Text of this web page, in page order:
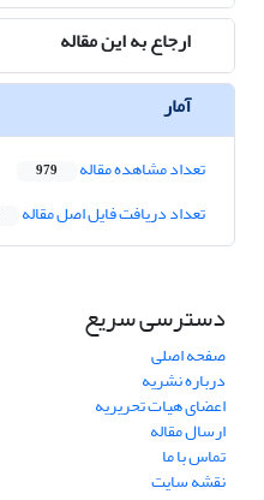
ارجاع به این مقاله
آمار
تعداد مشاهده مقاله 979
تعداد دریافت فایل اصل مقاله
دسترسی سریع
صفحه اصلی
درباره نشریه
اعضای هیات تحریریه
ارسال مقاله
تماس با ما
نقشه سایت